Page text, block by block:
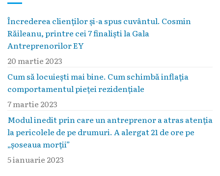
Încrederea clienților și-a spus cuvântul. Cosmin
Răileanu, printre cei 7 finaliști la Gala
Antreprenorilor EY
20 martie 2023
Cum să locuieşti mai bine. Cum schimbă inflaţia
comportamentul pieţei rezidenţiale
7 martie 2023
Modul inedit prin care un antreprenor a atras atenția
la pericolele de pe drumuri. A alergat 21 de ore pe
„șoseaua morții”
5 ianuarie 2023